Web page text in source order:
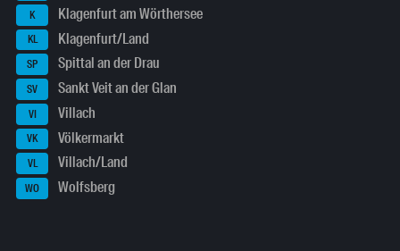
K Klagenfurt am Wörthersee
KL Klagenfurt/Land
SP Spittal an der Drau
SV Sankt Veit an der Glan
VI Villach
VK Völkermarkt
VL Villach/Land
WO Wolfsberg